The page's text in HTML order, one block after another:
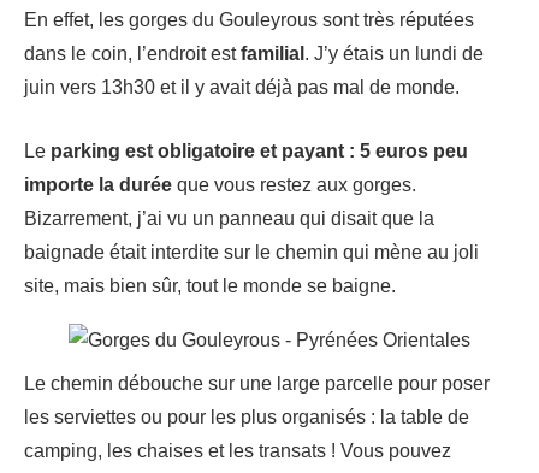
En effet, les gorges du Gouleyrous sont très réputées
dans le coin, l’endroit estfamilial . J’y étais un lundi de
juin vers 13h30 et il y avait déjà pas mal de monde.
Le parking est obligatoire et payant : 5 euros peu
importe la durée que vous restez aux gorges.
Bizarrement, j’ai vu un panneau qui disait que la
baignade était interdite sur le chemin qui mène au joli
site, mais bien sûr, tout le monde se baigne.
Le chemin débouche sur une large parcelle pour poser
les serviettes ou pour les plus organisés : la table de
camping, les chaises et les transats ! Vous pouvez